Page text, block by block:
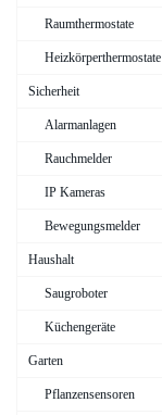
Raumthermostate
Heizkörperthermostate
Sicherheit
Alarmanlagen
Rauchmelder
IP Kameras
Bewegungsmelder
Haushalt
Saugroboter
Küchengeräte
Garten
Pflanzensensoren